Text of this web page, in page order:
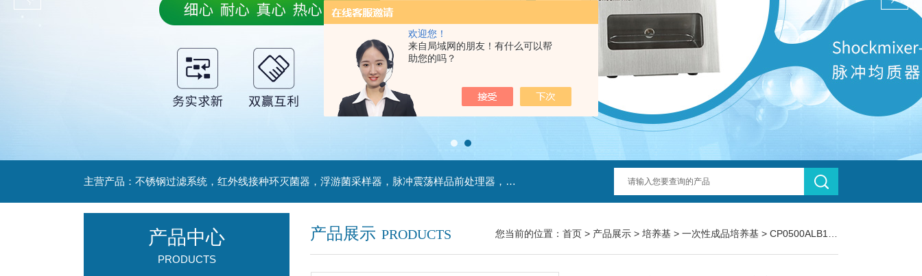
欢迎您！
来自局域网的朋友！有什么可以帮
助您的吗？
主营产品：不锈钢过滤系统，红外线接种环灭菌器，浮游菌采样器，脉冲震荡样品前处理器，数字化智能电热鼓风干燥箱，数字化智能电热恒温培养箱，实验室设备及环境温湿度监测系统，洁净工作台等实验设仪器设备。
产品展示 PRODUCTS 您当前的位置： 首页 > 产品展示 > 培养基 > 一次性成品培养基 > CP0500ALB1增菌液(肉汤试管装培养基)
产品中心
PRODUCTS